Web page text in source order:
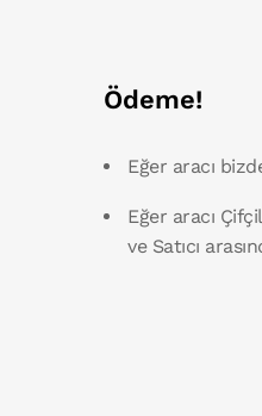
Ödeme!
Eğer aracı
Eğer aracı
ve Satıcı